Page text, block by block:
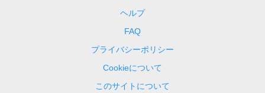
ヘルプ
FAQ
プライバシーポリシー
Cookieについて
このサイトについて